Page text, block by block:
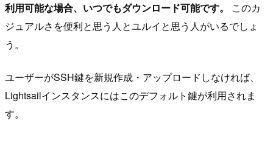
利用可能な場合、いつでもダウンロード可能です。
このカ
ジュアルさを便利と思う人とユルイと思う人がいるでしょ
う。
ユーザーがSSH鍵を新規作成・アップロードしなければ、
Lightsailインスタンスにはこのデフォルト鍵が利用されま
す。